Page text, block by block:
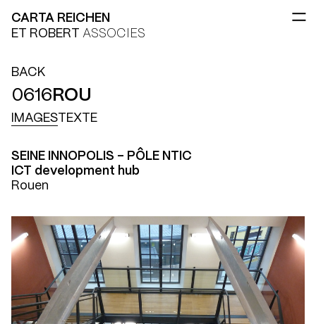
CARTA REICHEN
ET ROBERT
ASSOCIES
BACK
0616 ROU
IMAGES TEXTE
SEINE INNOPOLIS - PÔLE NTIC
ICT development hub
Rouen